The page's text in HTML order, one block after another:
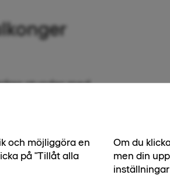
stunder med
sällskapsdel och
och möjliggöra en
på "Tillåt alla
Om du
men din